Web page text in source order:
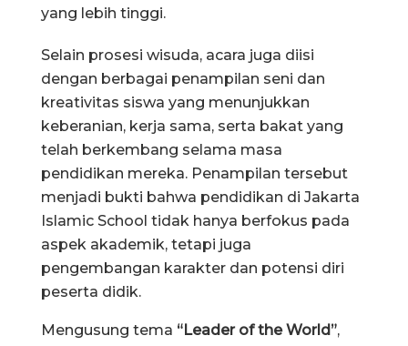
yang lebih tinggi.
Selain prosesi wisuda, acara juga diisi
dengan berbagai penampilan seni dan
kreativitas siswa yang menunjukkan
keberanian, kerja sama, serta bakat yang
telah berkembang selama masa
pendidikan mereka. Penampilan tersebut
menjadi bukti bahwa pendidikan di Jakarta
Islamic School tidak hanya berfokus pada
aspek akademik, tetapi juga
pengembangan karakter dan potensi diri
peserta didik.
Mengusung tema “Leader of the World”,